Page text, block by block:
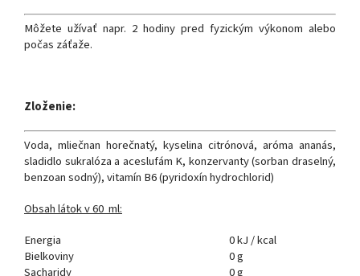
Môžete užívať napr. 2 hodiny pred fyzickým výkonom alebo
počas záťaže.
Zloženie:
Voda, mliečnan horečnatý, kyselina citrónová, aróma ananás,
sladidlo sukralóza a aceslufám K, konzervanty (sorban draselný,
benzoan sodný), vitamín B6 (pyridoxín hydrochlorid)
Obsah látok v 60 ml:
Energia
0 kJ / kcal
Bielkoviny
0 g
Sacharidy
0 g